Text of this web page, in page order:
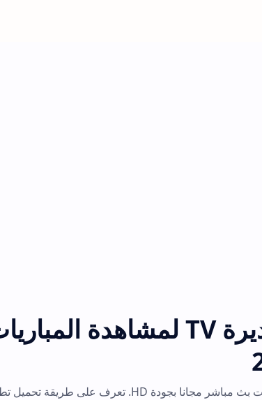
تحميل تطبيق المستديرة TV لمشاهدة المباريات آخر
احصل على تطبيق المستديرة لمشاهدة المباريات بث مباشر مجانا بجودة HD. تعرف على طريقة تحميل تطبيق المستديرة